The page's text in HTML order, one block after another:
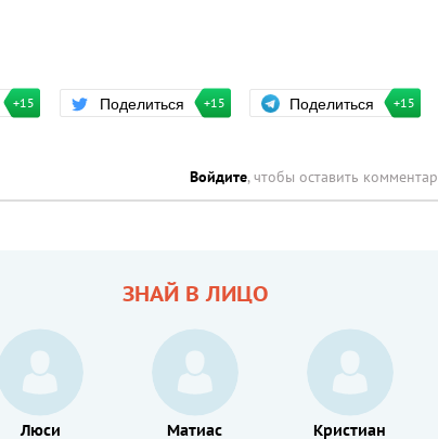
+15 Поделиться +15 Поделиться +15
Войдите, чтобы оставить
ЗНАЙ В ЛИЦО
Люси Матиас Кристиан